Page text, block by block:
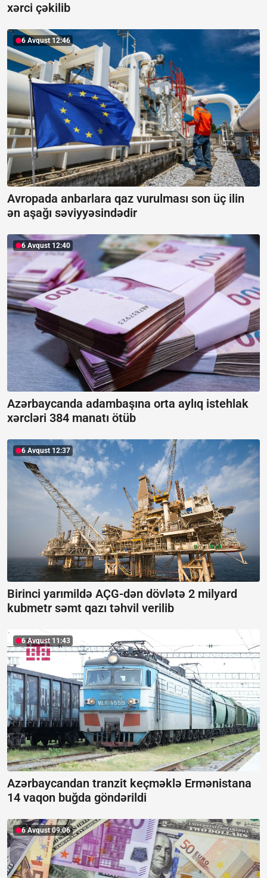
xərci çəkilib
6 Avqust 12:46
Avropada anbarlara qaz vurulması son üç ilin
ən aşağı səviyyəsindədir
6 Avqust 12:40
Azərbaycanda adambaşına orta aylıq istehlak
xərcləri 384 manatı ötüb
6 Avqust 12:37
Birinci yarımildə AÇG-dən dövlətə 2 milyard
kubmetr səmt qazı təhvil verilib
6 Avqust 11:43
Azərbaycandan tranzit keçməklə Ermənistana
14 vaqon buğda göndərildi
6 Avqust 09:06